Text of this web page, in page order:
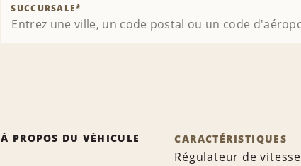
SUCCURSALE*
À PROPOS DU VÉHICULE CARACTÉRISTIQUES
Régulateur de vitesse